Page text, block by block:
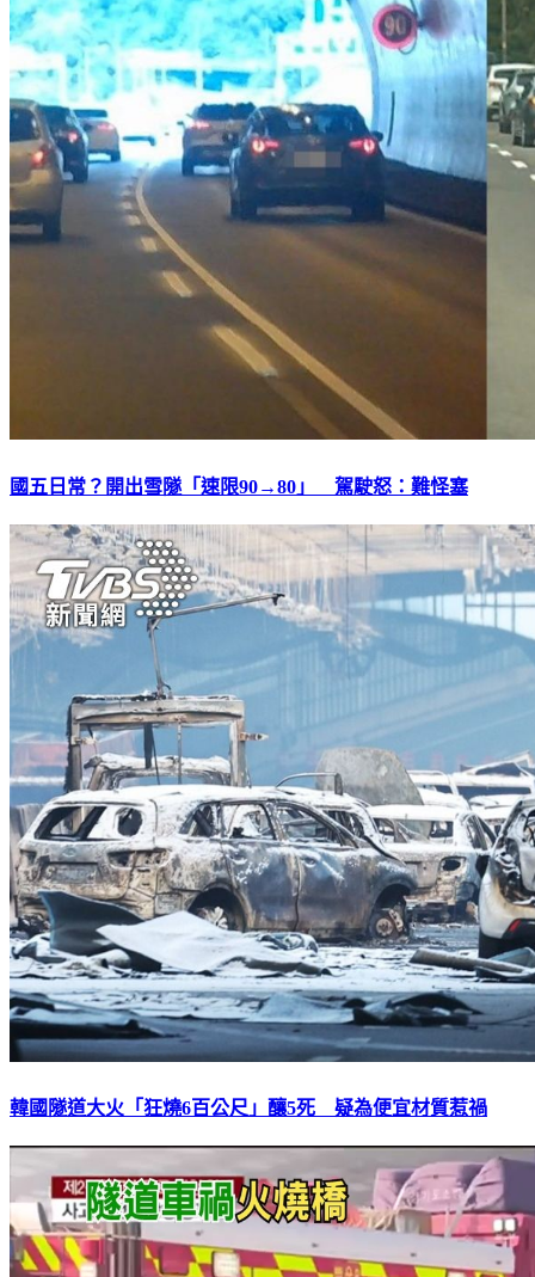
國五日常？開出雪隧「速限90→80」 駕駛怒：難怪塞
韓國隧道大火「狂燒6百公尺」釀5死 疑為便宜材質惹禍